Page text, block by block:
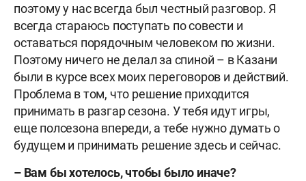
поэтому у нас всегда был честный разговор. Я
всегда стараюсь поступать по совести и
оставаться порядочным человеком по жизни.
Поэтому ничего не делал за спиной – в Казани
были в курсе всех моих переговоров и действий.
Проблема в том, что решение приходится
принимать в разгар сезона. У тебя идут игры,
еще полсезона впереди, а тебе нужно думать о
будущем и принимать решение здесь и сейчас.
– Вам бы хотелось, чтобы было иначе?